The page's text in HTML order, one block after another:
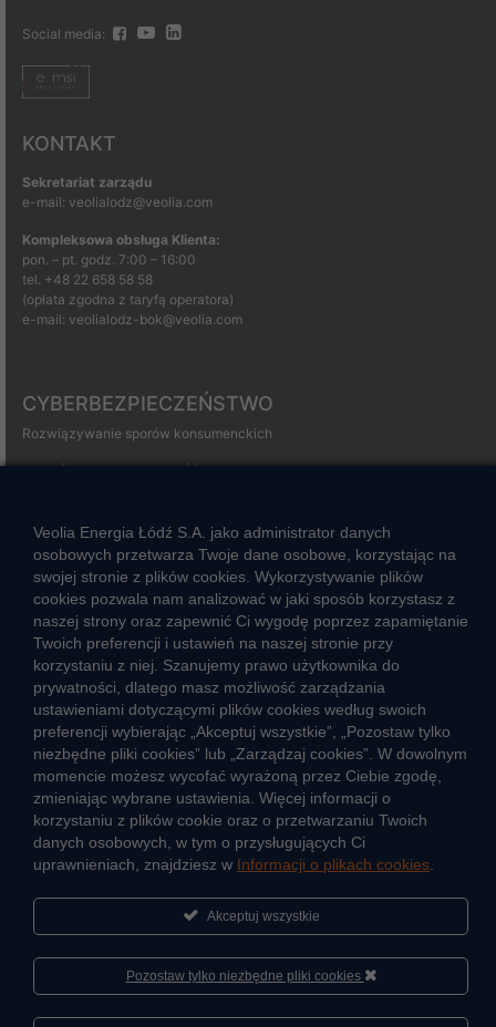
Social media:
KONTAKT
Sekretariat zarządu
e-mail: veolialodz@veolia.com
Kompleksowa obsługa Klienta:
pon. – pt. godz. 7:00 – 16:00
tel. +48 22 658 58 58
(opłata zgodna z taryfą operatora)
e-mail: veolialodz-bok@veolia.com
CYBERBEZPIECZEŃSTWO
Rozwiązywanie sporów konsumenckich
ZGŁOŚ NIEPRAWIDŁOWOŚĆ
CIEPŁO SYSTEMOWE
Zalety ciepła systemowego
Ciepło przez cały rok
Usługi okołociepłownicze
Informacje ciepła systemowego
JAK POWSTAJE CIEPŁO
ŹRÓDŁA CIEPŁA
Mapa sieci ciepłowniczej
CO TO JEST KOGENERACJA
Veolia Energia Łódź S.A. jako administrator danych
osobowych przetwarza Twoje dane osobowe, korzystając na
swojej stronie z plików cookies. Wykorzystywanie plików
cookies pozwala nam analizować w jaki sposób korzystasz z
naszej strony oraz zapewnić Ci wygodę poprzez zapamiętanie
Twoich preferencji i ustawień na naszej stronie przy
korzystaniu z niej. Szanujemy prawo użytkownika do
prywatności, dlatego masz możliwość zarządzania
ustawieniami dotyczącymi plików cookies według swoich
preferencji wybierając „Akceptuj wszystkie”, „Pozostaw tylko
niezbędne pliki cookies” lub „Zarządzaj cookies”. W dowolnym
momencie możesz wycofać wyrażoną przez Ciebie zgodę,
zmieniając wybrane ustawienia. Więcej informacji o
korzystaniu z plików cookie oraz o przetwarzaniu Twoich
danych osobowych, w tym o przysługujących Ci
uprawnieniach, znajdziesz w Informacji o plikach cookies
Akceptuj wszystkie
Pozostaw tylko niezbędne pliki cookies